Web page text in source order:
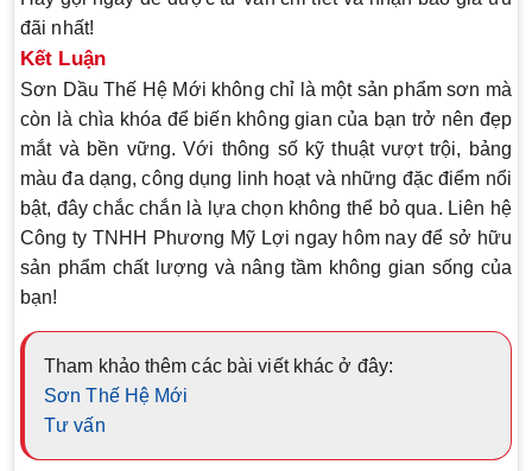
đãi nhất!
Kết Luận
Sơn Dầu Thế Hệ Mới không chỉ là một sản phẩm sơn mà
còn là chìa khóa để biến không gian của bạn trở nên đẹp
mắt và bền vững. Với thông số kỹ thuật vượt trội, bảng
màu đa dạng, công dụng linh hoạt và những đặc điểm nổi
bật, đây chắc chắn là lựa chọn không thể bỏ qua. Liên hệ
Công ty TNHH Phương Mỹ Lợi ngay hôm nay để sở hữu
sản phẩm chất lượng và nâng tầm không gian sống của
bạn!
Tham khảo thêm các bài viết khác ở đây:
Sơn Thế Hệ Mới
Tư vấn